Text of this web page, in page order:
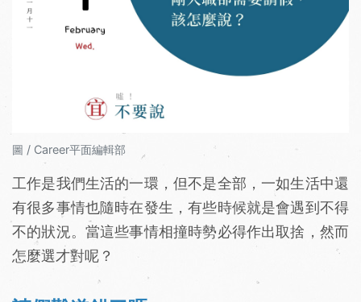
圖 / Career平面編輯部
工作是我們生活的一環，但不是全部，一如生活中還
有很多事情也隨時在發生，有些時候就是會遇到不得
不的狀況。當這些事情相撞時勢必得作出取捨，然而
怎麼選才對呢？